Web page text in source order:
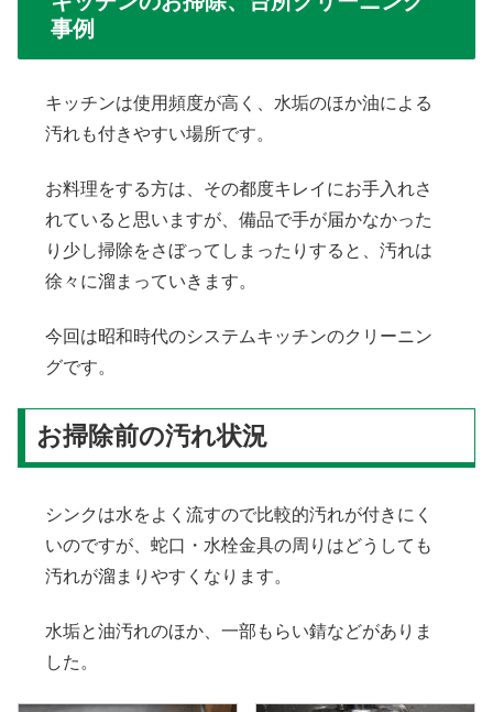
事例
キッチンは使用頻度が高く、水垢のほか油による
汚れも付きやすい場所です。
お料理をする方は、その都度キレイにお手入れさ
れていると思いますが、備品で手が届かなかった
り少し掃除をさぼってしまったりすると、汚れは
徐々に溜まっていきます。
今回は昭和時代のシステムキッチンのクリーニン
グです。
お掃除前の汚れ状況
シンクは水をよく流すので比較的汚れが付きにく
いのですが、蛇口・水栓金具の周りはどうしても
汚れが溜まりやすくなります。
水垢と油汚れのほか、一部もらい錆などがありま
した。